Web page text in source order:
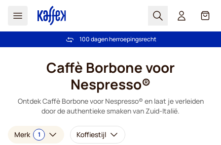
Zoek Cart
Gratis verzending vanaf € 49
100 dagen herroepingsrecht
Caffè Borbone voor
Nespresso®
Ontdek Caffè Borbone voor Nespresso® en laat je verleiden
door de authentieke smaken van Zuid-Italië.
Merk 1 Koffiestijl